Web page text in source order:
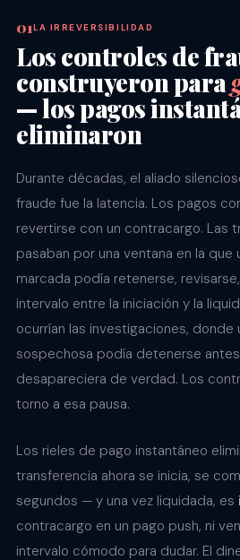
LA IRREVERSIBILIDAD
Los controles de
construyeron para
— los pagos
eliminaron
Durante décadas, el aliado
fraude fue la latencia. Los pagos
revertirse con un contracargo. Las
pasaban por una ventana en la que
marcada podía retenerse,
intervalo entre la iniciación y la
ocurrían las investigaciones, donde
sospechosa podía detenerse
desapareciera de verdad. Los
torno a esa pausa.
Los rieles de pago instantáneo
transferencia ahora se inicia, se
segundos — y una vez liquidada, es
contracargo en un pago push, ni
intervalo cómodo para dudar. El